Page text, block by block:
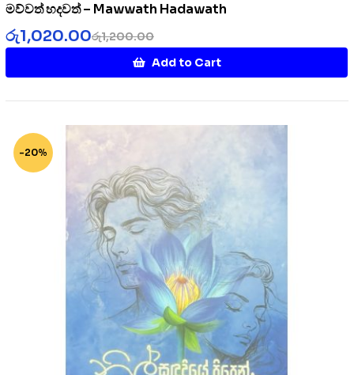
මව්වත් හදවත් – Mawwath Hadawath
රු1,200.00
රු1,020.00
Add to Cart
-20%